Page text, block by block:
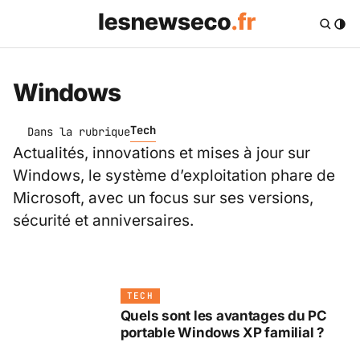
Windows
Dans la rubriqueTech
Actualités, innovations et mises à jour sur
Windows, le système d’exploitation phare de
Microsoft, avec un focus sur ses versions,
sécurité et anniversaires.
TECH
Quels sont les avantages du PC
portable Windows XP familial ?